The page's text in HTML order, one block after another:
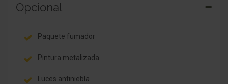
Opcional
Paquete fumador
Pintura metalizada
Luces antiniebla